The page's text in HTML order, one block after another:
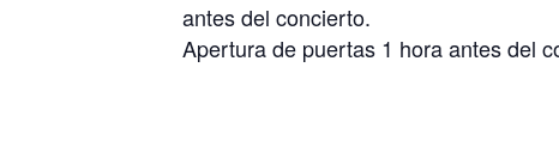
antes del concierto.
Apertura de puertas 1 hora antes del